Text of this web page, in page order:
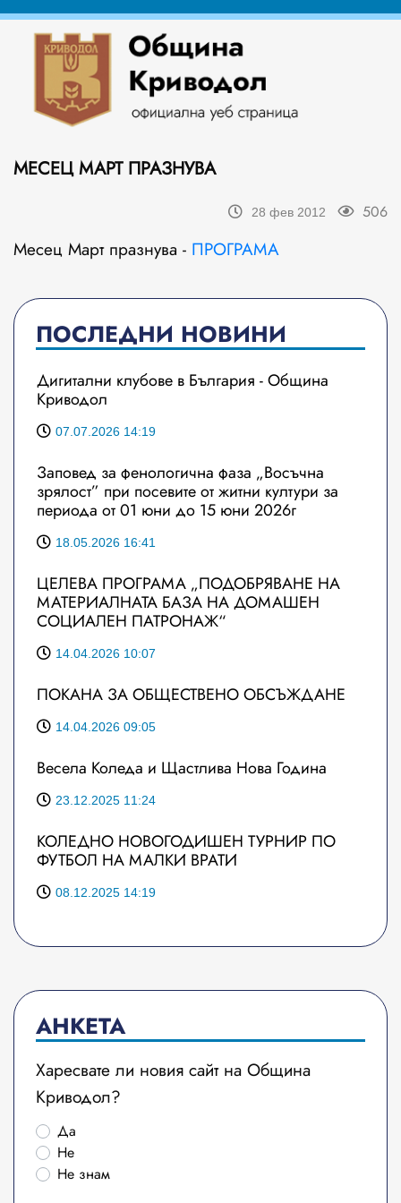
МЕСЕЦ МАРТ ПРАЗНУВА
28 фев 2012 506
Месец Март празнува - ПРОГРАМА
ПОСЛЕДНИ НОВИНИ
Дигитални клубове в България - Община
Криводол
07.07.2026 14:19
Заповед за фенологична фаза „Восъчна
зрялост” при посевите от житни култури за
периода от 01 юни до 15 юни 2026г
18.05.2026 16:41
ЦЕЛЕВА ПРОГРАМА „ПОДОБРЯВАНЕ НА
МАТЕРИАЛНАТА БАЗА НА ДОМАШЕН
СОЦИАЛЕН ПАТРОНАЖ“
14.04.2026 10:07
ПОКАНА ЗА ОБЩЕСТВЕНО ОБСЪЖДАНЕ
14.04.2026 09:05
Весела Коледа и Щастлива Нова Година
23.12.2025 11:24
КОЛЕДНО НОВОГОДИШЕН ТУРНИР ПО
ФУТБОЛ НА МАЛКИ ВРАТИ
08.12.2025 14:19
АНКЕТА
Харесвате ли новия сайт на Община
Криводол?
Да
Не
Не знам